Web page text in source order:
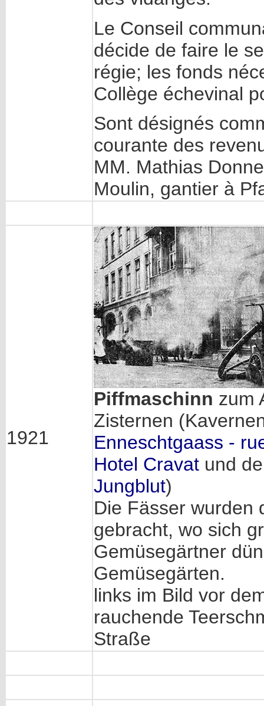
Le Conseil
décide de faire le
régie; les fonds
Collège échevinal
Sont désignés
courante des
MM. Mathias
Moulin, gantier à
1921
Piffmaschinn zum
Zisternen
Enneschtgaass -
Hotel Cravat und
Jungblut)
Die Fässer wurden
gebracht, wo sich
Gemüsegärtner
Gemüsegärten.
links im Bild vor
rauchende
Straße